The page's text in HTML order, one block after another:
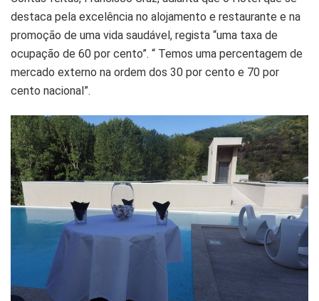
destaca pela excelência no alojamento e restaurante e na
promoção de uma vida saudável, regista “uma taxa de
ocupação de 60 por cento”. “ Temos uma percentagem de
mercado externo na ordem dos 30 por cento e 70 por
cento nacional”.